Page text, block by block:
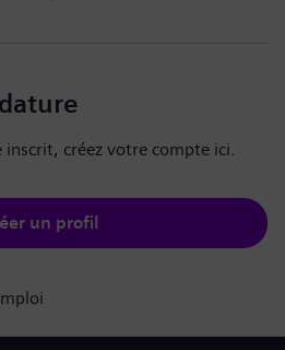
inscrit, créez votre compte ici.
un profil